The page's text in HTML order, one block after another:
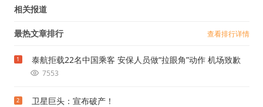
相关报道
最热文章排行 查看排行详情
1 泰航拒载22名中国乘客 安保人员做“拉眼角”动作 机场致歉
7553
2 卫星巨头：宣布破产！